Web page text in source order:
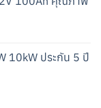
10kW ประกัน 5 ปี